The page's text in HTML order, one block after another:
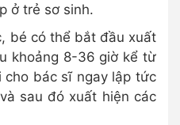
ở trẻ sơ sinh.
bé có thể bắt đầu xuất
khoảng 8-36 giờ kể từ
cho bác sĩ ngay lập tức
sau đó xuất hiện các